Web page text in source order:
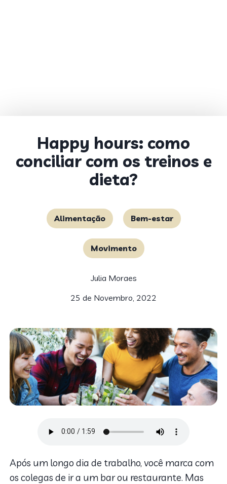
Happy hours: como
conciliar com os treinos e
dieta?
Alimentação Bem-estar
Movimento
Julia Moraes
25 de Novembro, 2022
Após um longo dia de trabalho, você marca com
os colegas de ir a um bar ou restaurante. Mas